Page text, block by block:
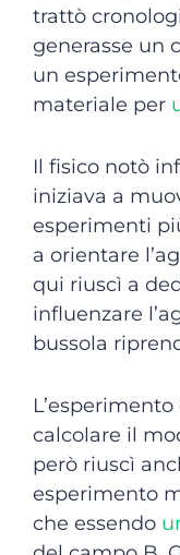
trattò
generasse un
un
materiale per
Il fisico notò
iniziava a
esperimenti
a orientare
qui riuscì a
influenzare
bussola
calcolare il
però riuscì
esperimento
che essendo